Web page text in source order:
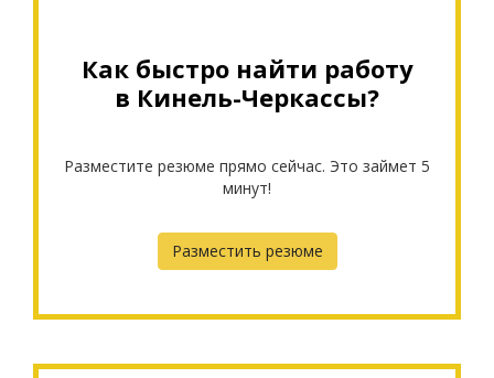
Как быстро найти работу
в Кинель-Черкассы?
Разместите резюме прямо сейчас. Это займет 5
минут!
Разместить резюме